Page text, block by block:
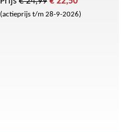
(actieprijs t/m 28-9-2026)